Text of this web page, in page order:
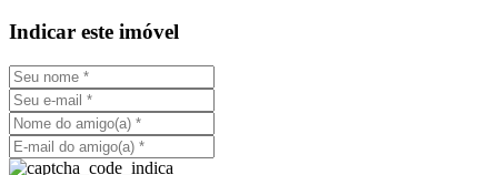
Indicar este imóvel